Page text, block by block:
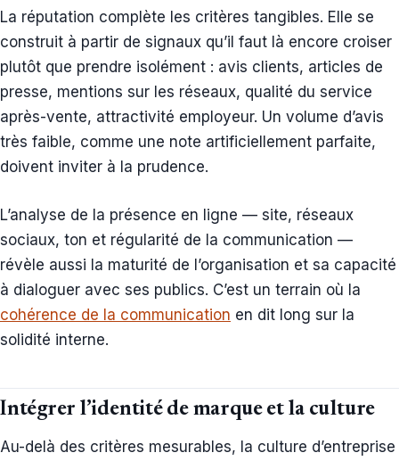
La réputation complète les critères tangibles. Elle se
construit à partir de signaux qu’il faut là encore croiser
plutôt que prendre isolément : avis clients, articles de
presse, mentions sur les réseaux, qualité du service
après-vente, attractivité employeur. Un volume d’avis
très faible, comme une note artificiellement parfaite,
doivent inviter à la prudence.
L’analyse de la présence en ligne — site, réseaux
sociaux, ton et régularité de la communication —
révèle aussi la maturité de l’organisation et sa capacité
à dialoguer avec ses publics. C’est un terrain où la
cohérence de la communication en dit long sur la
solidité interne.
Intégrer l’identité de marque et la culture
Au-delà des critères mesurables, la culture d’entreprise